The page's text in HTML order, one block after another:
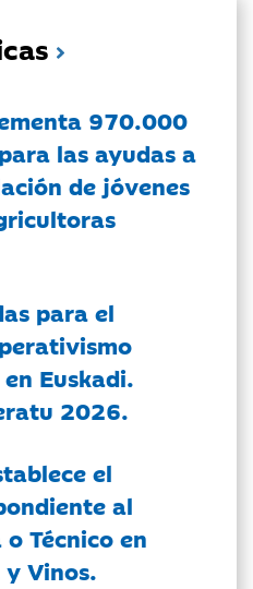
970.000
las ayudas a
de jóvenes
para el
Euskadi.
2026.
el
al
Técnico en
Vinos.